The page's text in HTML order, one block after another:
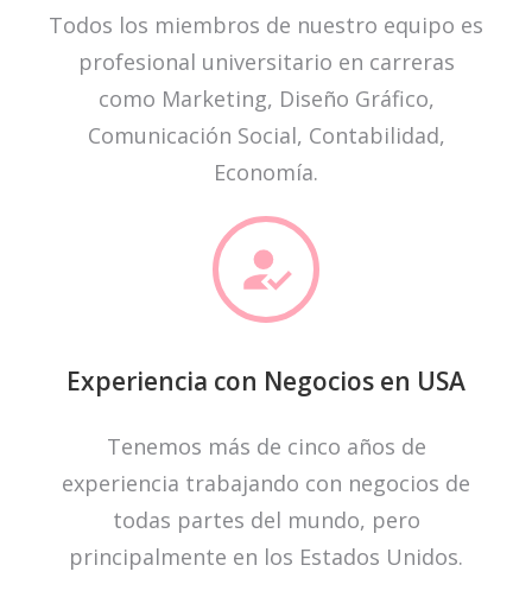
Todos los miembros de nuestro equipo es
profesional universitario en carreras
como Marketing, Diseño Gráfico,
Comunicación Social, Contabilidad,
Economía.
Experiencia con Negocios en USA
Tenemos más de cinco años de
experiencia trabajando con negocios de
todas partes del mundo, pero
principalmente en los Estados Unidos.